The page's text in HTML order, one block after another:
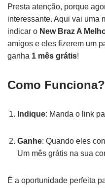
Presta atenção, porque
interessante. Aqui vai uma
indicar o New Braz A
amigos e eles fizerem um
ganha 1 mês grátis!
Como Funciona?
Indique: Manda o link
Ganhe: Quando eles
Um mês grátis na sua
É a oportunidade perfeita